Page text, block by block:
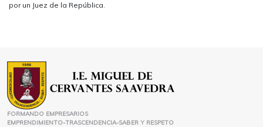
por un Juez de la República.
FORMANDO EMPRESARIOS
EMPRENDIMIENTO-TRASCENDENCIA-SABER Y RESPETO